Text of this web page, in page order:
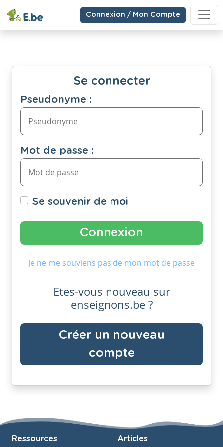
Connexion / Mon Compte
Se connecter
Pseudonyme :
Mot de passe :
Se souvenir de moi
Je ne me souviens pas de mon mot de passe
Etes-vous nouveau sur
enseignons.be ?
Créer un nouveau
compte
Ressources Articles